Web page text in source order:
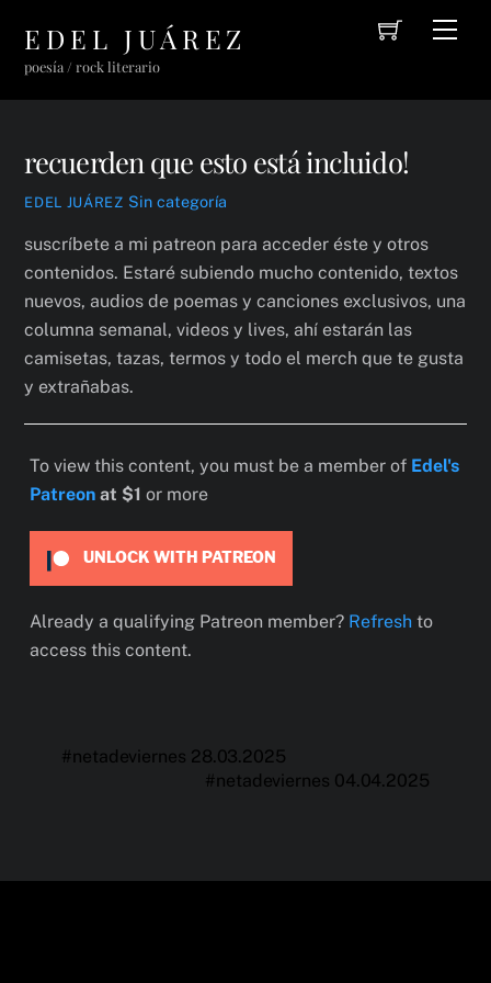
content
Cart
EDEL JUÁREZ
poesía / rock literario
recuerden que esto está incluido!
EDEL JUÁREZ Sin categoría
suscríbete a mi patreon para acceder éste y otros
contenidos. Estaré subiendo mucho contenido, textos
nuevos, audios de poemas y canciones exclusivos, una
columna semanal, videos y lives, ahí estarán las
camisetas, tazas, termos y todo el merch que te gusta
y extrañabas.
To view this content, you must be a member of Edel's
Patreon at $1or more
UNLOCK WITH PATREON
Already a qualifying Patreon member? Refresh to
access this content.
#netadeviernes 28.03.2025
#netadeviernes 04.04.2025